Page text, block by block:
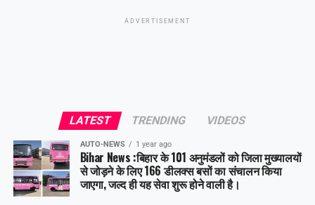
ADVERTISEMENT
LATEST TRENDING VIDEOS
AUTO-NEWS 1 year ago
Bihar News :बिहार के 101 अनुमंडलों को जिला मुख्यालयों
से जोड़ने के लिए 166 डीलक्स बसों का संचालन किया
जाएगा, जल्द ही यह सेवा शुरू होने वाली है।